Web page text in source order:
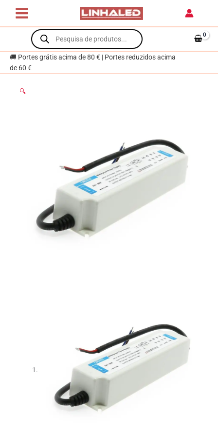
content
Products
search
🚚 Portes grátis acima de 80 € | Portes reduzidos acima
de 60 €
🔍
para
Fitas
60W